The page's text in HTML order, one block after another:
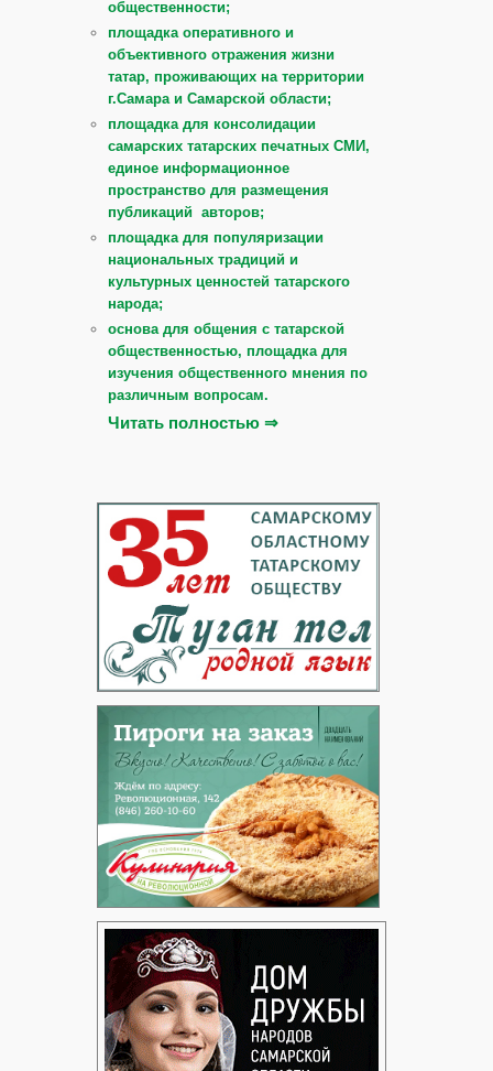
общественности;
площадка оперативного и
объективного отражения жизни
татар, проживающих на территории
г.Самара и Самарской области;
площадка для консолидации
самарских татарских печатных СМИ,
единое информационное
пространство для размещения
публикаций авторов;
площадка для популяризации
национальных традиций и
культурных ценностей татарского
народа;
основа для общения с татарской
общественностью, площадка для
изучения общественного мнения по
различным вопросам.
Читать полностью ⇒